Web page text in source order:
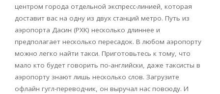
центром города отдельной экспресс-линией, которая
доставит вас на одну из двух станций метро. Путь из
аэропорта Дасин (PXK) несколько длиннее и
предполагает несколько пересадок. В любом аэропорту
можно легко найти такси. Приготовьтесь к тому, что
мало кто будет говорить по-английски, даже таксисты в
аэропорту знают лишь несколько слов. Загрузите
офлайн гугл-переводчик, он выручал нас повсюду. И